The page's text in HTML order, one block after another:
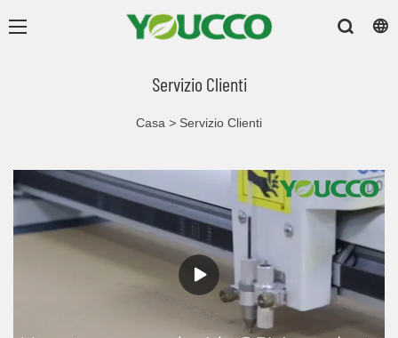
Servizio Clienti
Casa > Servizio Clienti